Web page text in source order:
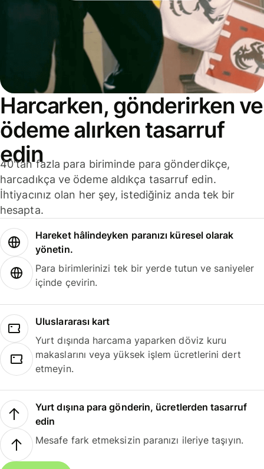
Harcarken, gönderirken ve
ödeme alırken tasarruf
edin
40'tan fazla para biriminde para gönderdikçe,
harcadıkça ve ödeme aldıkça tasarruf edin.
İhtiyacınız olan her şey, istediğiniz anda tek bir
hesapta.
Hareket hâlindeyken paranızı küresel olarak
yönetin.
Para birimlerinizi tek bir yerde tutun ve saniyeler
içinde çevirin.
Uluslararası kart
Yurt dışında harcama yaparken döviz kuru
makaslarını veya yüksek işlem ücretlerini dert
etmeyin.
Yurt dışına para gönderin, ücretlerden tasarruf
edin
Mesafe fark etmeksizin paranızı ileriye taşıyın.